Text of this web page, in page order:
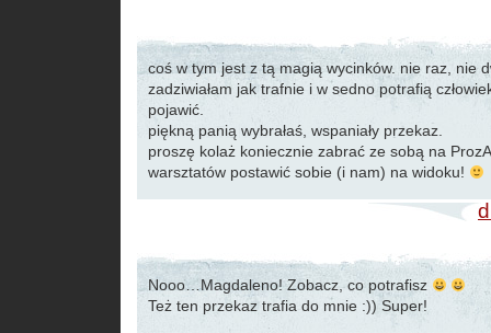
coś w tym jest z tą magią wycinków. nie raz, nie
zadziwiałam jak trafnie i w sedno potrafią
pojawić.
piękną panią wybrałaś, wspaniały przekaz.
proszę kolaż koniecznie zabrać ze sobą na
warsztatów postawić sobie (i nam) na widoku!
Nooo…Magdaleno! Zobacz, co potrafisz
Też ten przekaz trafia do mnie :)) Super!